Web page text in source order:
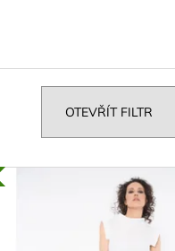
OTEVŘÍT FILTR